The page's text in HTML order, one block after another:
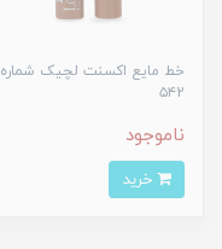
خط مایع اکسنت لچیک شماره
۵۴2
ناموجود